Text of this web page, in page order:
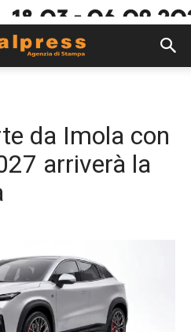
da Imola con
arriverà la